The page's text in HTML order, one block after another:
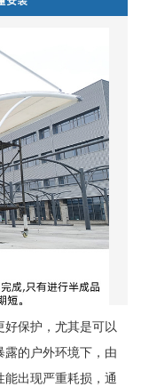
好保护，尤其是可以
的户外环境下，由
出现严重耗损，通